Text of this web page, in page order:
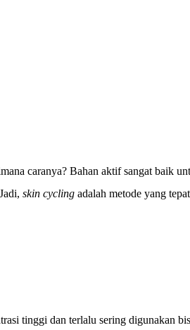
caranya? Bahan aktif sangat baik
skin cycling adalah metode yang
tinggi dan terlalu sering digunakan